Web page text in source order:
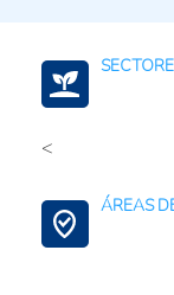
<
tubérculos
ÁREAS